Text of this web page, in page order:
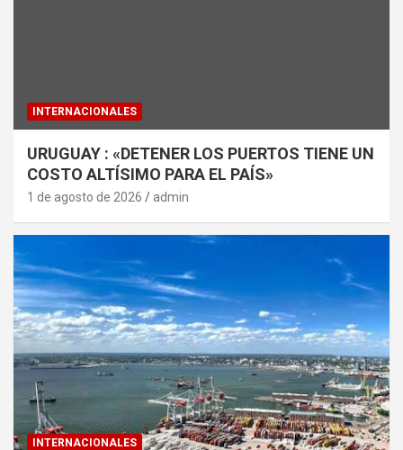
INTERNACIONALES
URUGUAY : «DETENER LOS PUERTOS TIENE UN
COSTO ALTÍSIMO PARA EL PAÍS»
1 de agosto de 2026 admin
INTERNACIONALES